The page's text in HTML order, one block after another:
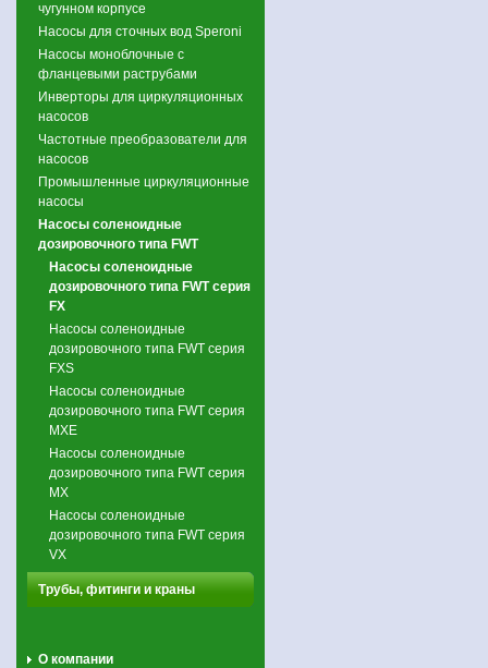
чугунном корпусе
Насосы для сточных вод Speroni
Насосы моноблочные с
фланцевыми раструбами
Инверторы для циркуляционных
насосов
Частотные преобразователи для
насосов
Промышленные циркуляционные
насосы
Насосы соленоидные
дозировочного типа FWT
Насосы соленоидные
дозировочного типа FWT серия
FX
Насосы соленоидные
дозировочного типа FWT серия
FXS
Насосы соленоидные
дозировочного типа FWT серия
MXE
Насосы соленоидные
дозировочного типа FWT серия
МХ
Насосы соленоидные
дозировочного типа FWT серия
VX
Трубы, фитинги и краны
О компании